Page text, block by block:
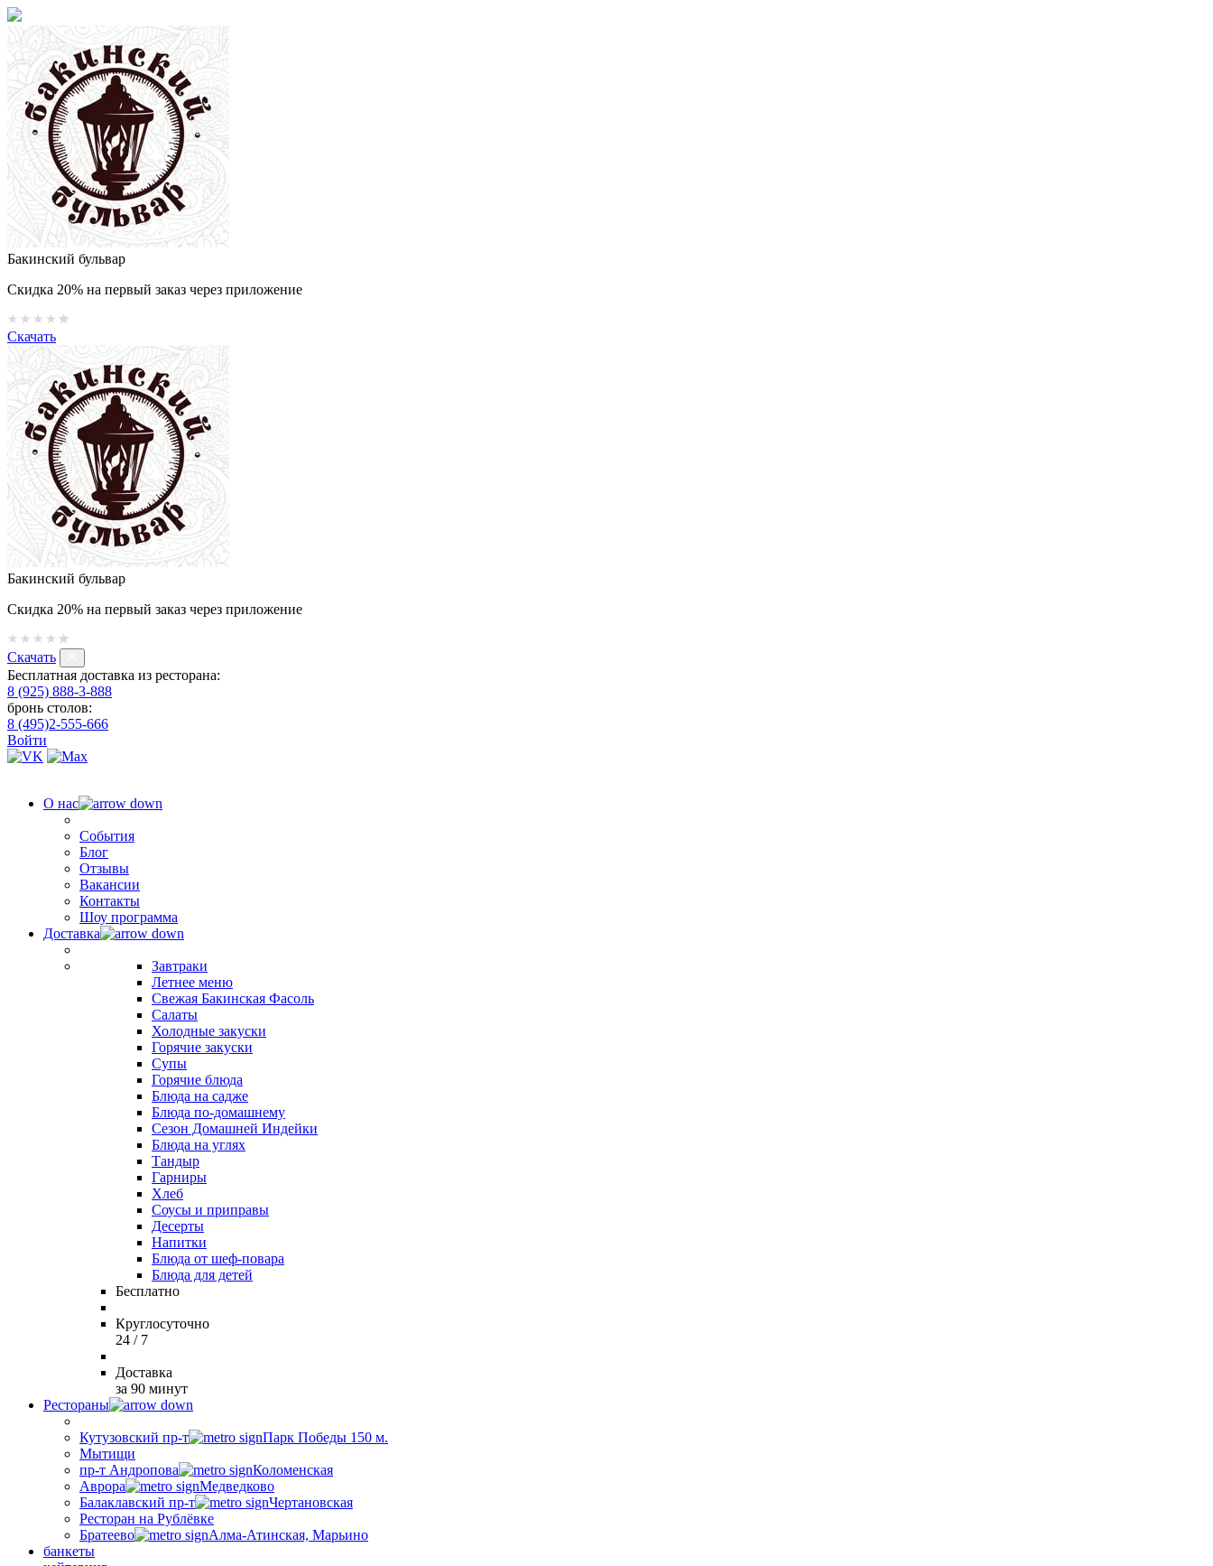
Бакинский бульвар
Скидка 20% на первый заказ через приложение
Скачать
Бакинский бульвар
Скидка 20% на первый заказ через приложение
Скачать
Бесплатная доставка из ресторана:
8 (925) 888-3-888
бронь столов:
8 (495)2-555-666
Войти
О нас
События
Блог
Отзывы
Вакансии
Контакты
Шоу программа
Доставка
Завтраки
Летнее меню
Свежая Бакинская Фасоль
Салаты
Холодные закуски
Горячие закуски
Супы
Горячие блюда
Блюда на садже
Блюда по-домашнему
Сезон Домашней Индейки
Блюда на углях
Тандыр
Гарниры
Хлеб
Соусы и приправы
Десерты
Напитки
Блюда от шеф-повара
Блюда для детей
Бесплатно
Круглосуточно
24 / 7
Доставка
за 90 минут
Рестораны
Кутузовский пр-т
Парк Победы 150 м.
Мытищи
пр-т Андропова
Коломенская
Аврора
Медведково
Балаклавский пр-т
Чертановская
Ресторан на Рублёвке
Братеево
Алма-Атинская, Марьино
банкеты